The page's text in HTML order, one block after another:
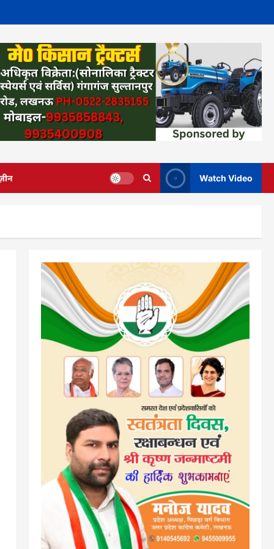
Watch Video